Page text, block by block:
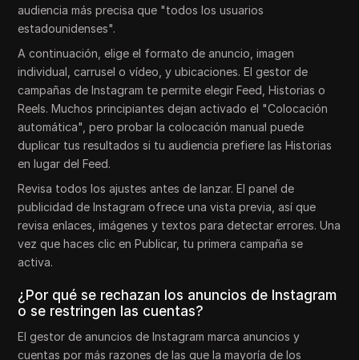
audiencia más precisa que "todos los usuarios
estadounidenses".
A continuación, elige el formato de anuncio, imagen
individual, carrusel o vídeo, y ubicaciones. El gestor de
campañas de Instagram te permite elegir Feed, Historias o
Reels. Muchos principiantes dejan activado el "Colocación
automática", pero probar la colocación manual puede
duplicar tus resultados si tu audiencia prefiere las Historias
en lugar del Feed.
Revisa todos los ajustes antes de lanzar. El panel de
publicidad de Instagram ofrece una vista previa, así que
revisa enlaces, imágenes y textos para detectar errores. Una
vez que haces clic en Publicar, tu primera campaña se
activa.
¿Por qué se rechazan los anuncios de Instagram
o se restringen las cuentas?
El gestor de anuncios de Instagram marca anuncios y
cuentas por más razones de las que la mayoría de los